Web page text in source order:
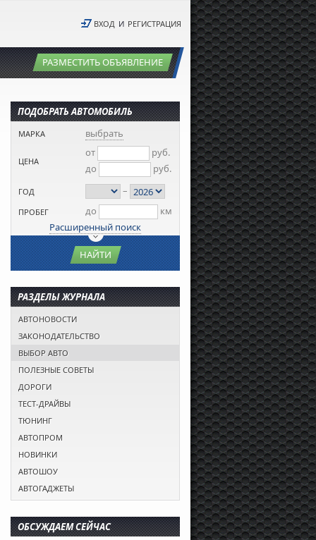
ВХОД И РЕГИСТРАЦИЯ
РАЗМЕСТИТЬ ОБЪЯВЛЕНИЕ
ПОДОБРАТЬ АВТОМОБИЛЬ
МАРКА выбрать
ЦЕНА
от
руб.
до
руб.
ГОД –
ПРОБЕГ до
км
Расширенный поиск
НАЙТИ
РАЗДЕЛЫ ЖУРНАЛА
АВТОНОВОСТИ
ЗАКОНОДАТЕЛЬСТВО
ВЫБОР АВТО
ПОЛЕЗНЫЕ СОВЕТЫ
ДОРОГИ
ТЕСТ-ДРАЙВЫ
ТЮНИНГ
АВТОПРОМ
НОВИНКИ
АВТОШОУ
АВТОГАДЖЕТЫ
ОБСУЖДАЕМ СЕЙЧАС